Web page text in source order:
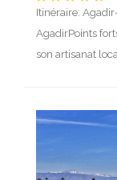
Itinéraire:
AgadirPoints
son artisanat